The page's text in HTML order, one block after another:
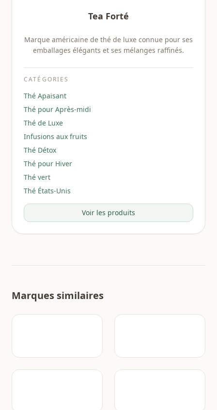
Tea Forté
Marque américaine de thé de luxe connue pour ses
emballages élégants et ses mélanges raffinés.
CATÉGORIES
Thé Apaisant
Thé pour Après-midi
Thé de Luxe
Infusions aux fruits
Thé Détox
Thé pour Hiver
Thé vert
Thé États-Unis
Voir les produits
Marques similaires